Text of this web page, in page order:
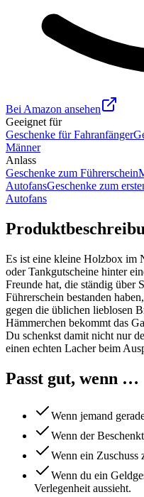
Bei Amazon ansehen
Geeignet für
Geschenke für Fahranfänger
Männer
Anlass
Geschenke zum Führerschein
AutofansGeschenke zum
Autofans
Es ist eine kleine Holzbox im
oder Tankgutscheine hinter
Freunde hat, die ständig über
Führerschein bestanden
gegen die üblichen lieblosen
Hämmerchen bekommt das
Du schenkst damit nicht nur
einen echten Lacher beim
Passt gut, wenn …
Wenn jemand
Wenn der
Wenn ein Zuschuss
Wenn du ein
Verlegenheit aussieht.